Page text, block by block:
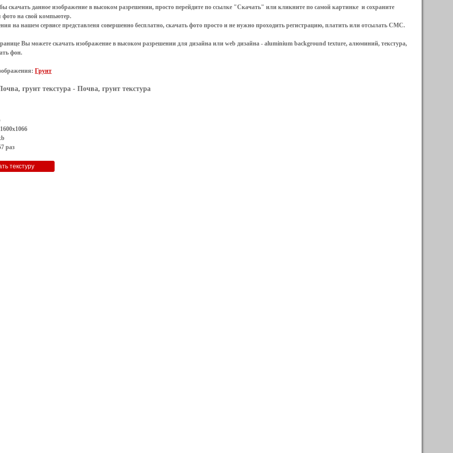
скачать данное изображение в высоком разрешении, просто перейдите по ссылке "Скачать" или кликните по самой картинке и сохраните
фото на свой компьютер.
на нашем сервисе представленя совершенно бесплатно, скачать фото просто и не нужно проходить регистрацию, платить или отсылать СМС.
Вы можете скачать изображение в высоком разрешении для дизайна или web дизайна - aluminium background texture, алюминий, текстура,
фон.
Грунт
грунт текстура - Почва, грунт текстура
раз